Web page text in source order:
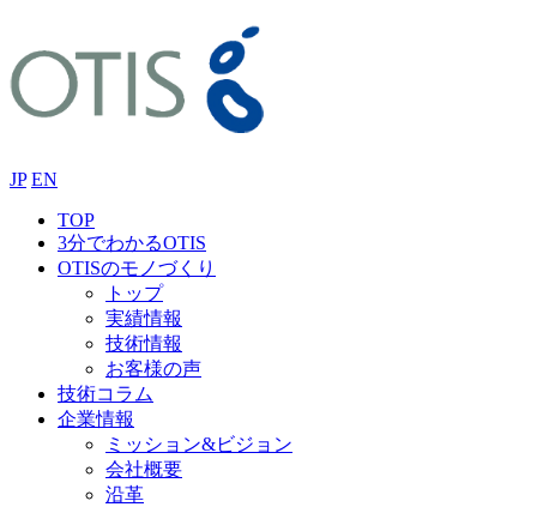
JP EN
TOP
3分でわかるOTIS
OTISのモノづくり
トップ
実績情報
技術情報
お客様の声
技術コラム
企業情報
ミッション&ビジョン
会社概要
沿革